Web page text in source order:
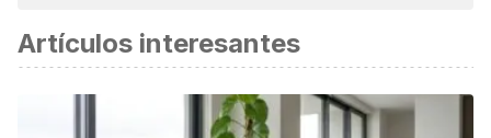
Artículos interesantes